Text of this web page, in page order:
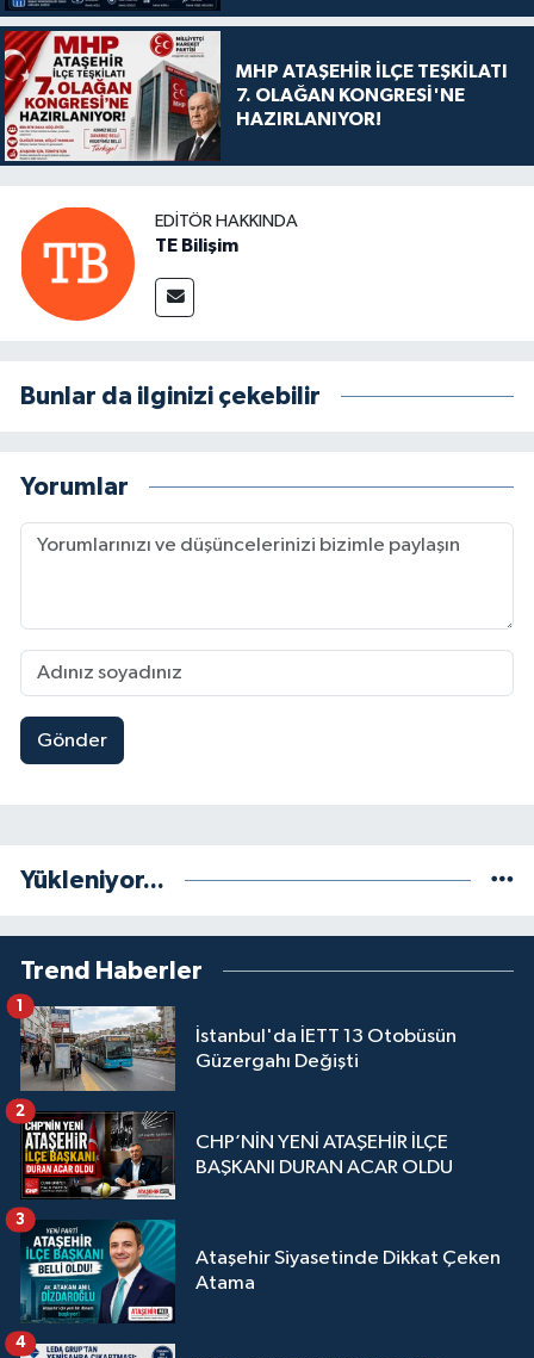
MHP ATAŞEHİR İLÇE TEŞKİLATI
7. OLAĞAN KONGRESİ'NE
HAZIRLANIYOR!
EDITÖR HAKKINDA
TE Bilişim
Bunlar da ilginizi çekebilir
Yorumlar
Gönder
Yükleniyor...
Trend Haberler
İstanbul'da İETT 13 Otobüsün
Güzergahı Değişti
1
CHP’NİN YENİ ATAŞEHİR İLÇE
BAŞKANI DURAN ACAR OLDU
2
Ataşehir Siyasetinde Dikkat Çeken
Atama
3
4